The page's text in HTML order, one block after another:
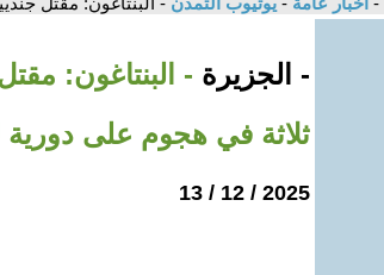
- الجزيرة - البنتاغون:
ثلاثة في هجوم على دورية
2025 / 12 / 13